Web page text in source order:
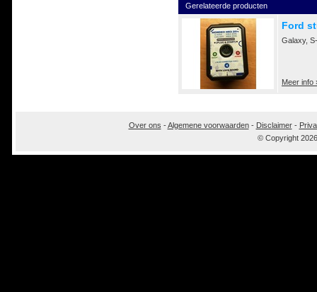
Gerelateerde producten
Ford
Galaxy,
Meer info
Over ons -Algemene voorwaarden- Disclaimer-
© Copyright